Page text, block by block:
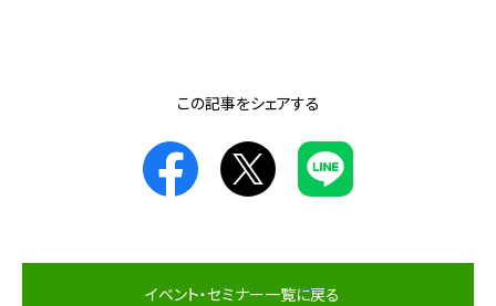
この記事をシェアする
イベント・セミナー一覧に戻る